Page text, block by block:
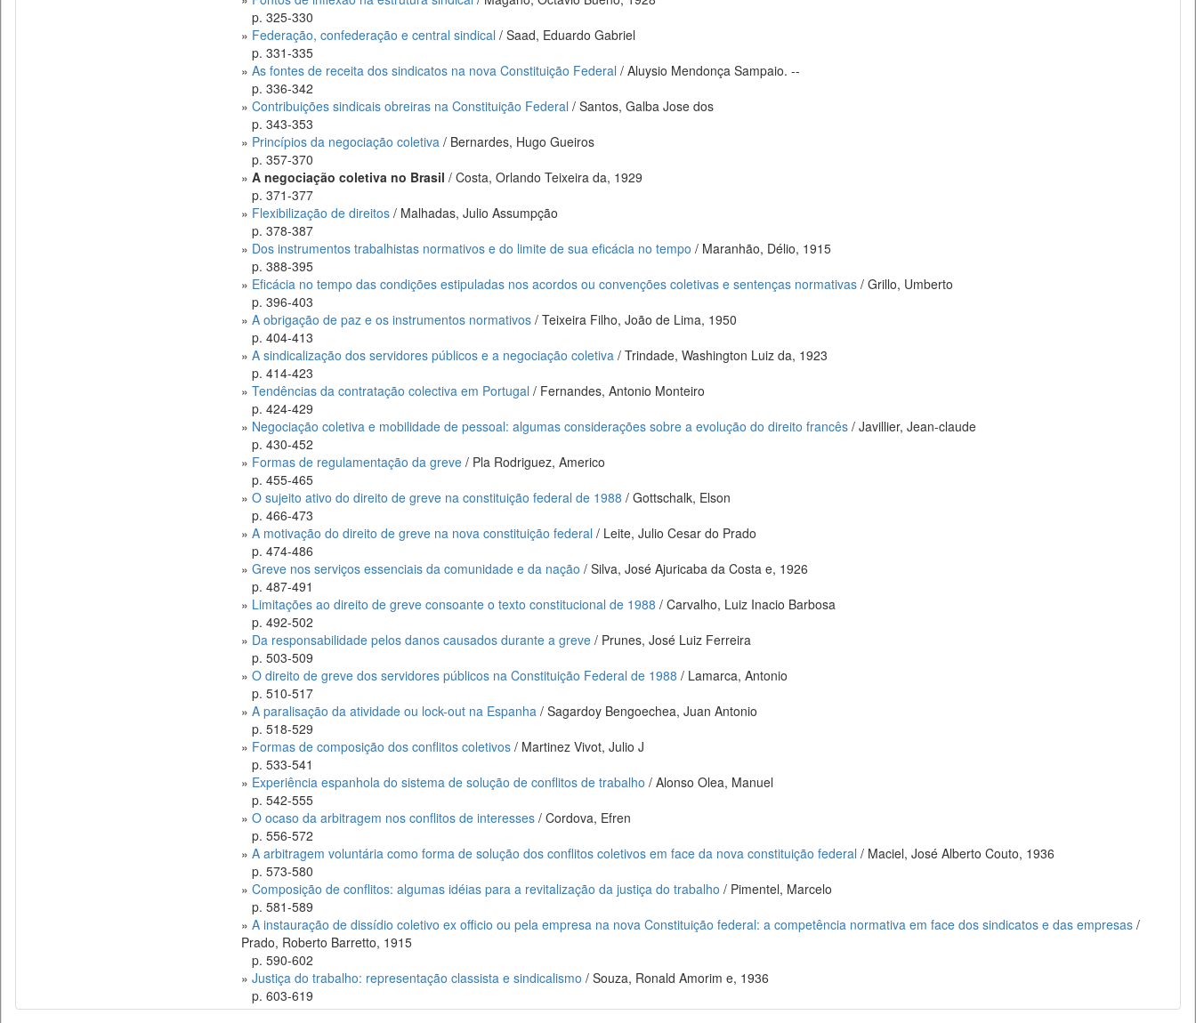
p. 325-330
» Federação, confederação e central sindical / Saad, Eduardo Gabriel
p. 331-335
» As fontes de receita dos sindicatos na nova Constituição Federal / Aluysio Mendonça Sampaio. --
p. 336-342
» Contribuições sindicais obreiras na Constituição Federal / Santos, Galba Jose dos
p. 343-353
» Princípios da negociação coletiva / Bernardes, Hugo Gueiros
p. 357-370
» A negociação coletiva no Brasil / Costa, Orlando Teixeira da, 1929
p. 371-377
» Flexibilização de direitos / Malhadas, Julio Assumpção
p. 378-387
» Dos instrumentos trabalhistas normativos e do limite de sua eficácia no tempo / Maranhão, Délio, 1915
p. 388-395
» Eficácia no tempo das condições estipuladas nos acordos ou convenções coletivas e sentenças normativas / Grillo, Umberto
p. 396-403
» A obrigação de paz e os instrumentos normativos / Teixeira Filho, João de Lima, 1950
p. 404-413
» A sindicalização dos servidores públicos e a negociação coletiva / Trindade, Washington Luiz da, 1923
p. 414-423
» Tendências da contratação colectiva em Portugal / Fernandes, Antonio Monteiro
p. 424-429
» Negociação coletiva e mobilidade de pessoal: algumas considerações sobre a evolução do direito francês / Javillier, Jean-claude
p. 430-452
» Formas de regulamentação da greve / Pla Rodriguez, Americo
p. 455-465
» O sujeito ativo do direito de greve na constituição federal de 1988 / Gottschalk, Elson
p. 466-473
» A motivação do direito de greve na nova constituição federal / Leite, Julio Cesar do Prado
p. 474-486
» Greve nos serviços essenciais da comunidade e da nação / Silva, José Ajuricaba da Costa e, 1926
p. 487-491
» Limitações ao direito de greve consoante o texto constitucional de 1988 / Carvalho, Luiz Inacio Barbosa
p. 492-502
» Da responsabilidade pelos danos causados durante a greve / Prunes, José Luiz Ferreira
p. 503-509
» O direito de greve dos servidores públicos na Constituição Federal de 1988 / Lamarca, Antonio
p. 510-517
» A paralisação da atividade ou lock-out na Espanha / Sagardoy Bengoechea, Juan Antonio
p. 518-529
» Formas de composição dos conflitos coletivos / Martinez Vivot, Julio J
p. 533-541
» Experiência espanhola do sistema de solução de conflitos de trabalho / Alonso Olea, Manuel
p. 542-555
» O ocaso da arbitragem nos conflitos de interesses / Cordova, Efren
p. 556-572
» A arbitragem voluntária como forma de solução dos conflitos coletivos em face da nova constituição federal / Maciel, José Alberto Couto, 1936
p. 573-580
» Composição de conflitos: algumas idéias para a revitalização da justiça do trabalho / Pimentel, Marcelo
p. 581-589
» A instauração de dissídio coletivo ex officio ou pela empresa na nova Constituição federal: a competência normativa em face dos sindicatos e das empresas /
Prado, Roberto Barretto, 1915
p. 590-602
» Justiça do trabalho: representação classista e sindicalismo / Souza, Ronald Amorim e, 1936
p. 603-619